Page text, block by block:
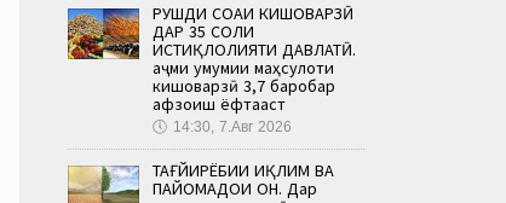
РУШДИ СОҲАИ КИШОВАРЗӢ
ДАР 35 СОЛИ
ИСТИҚЛОЛИЯТИ ДАВЛАТӢ.
Ҳаҷми умумии маҳсулоти
кишоварзӣ 3,7 баробар
афзоиш ёфтааст
🕔 14:30, 7.Авг 2026
ТАҒЙИРЁБИИ ИҚЛИМ ВА
ПАЙОМАДҲОИ ОН. Дар